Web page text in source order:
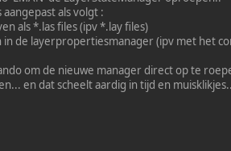
als volgt :
als *.las files (ipv *.lay files)
de layerpropertiesmanager (ipv met het
om de nieuwe manager direct op te
en dat scheelt aardig in tijd en muisklikjes..